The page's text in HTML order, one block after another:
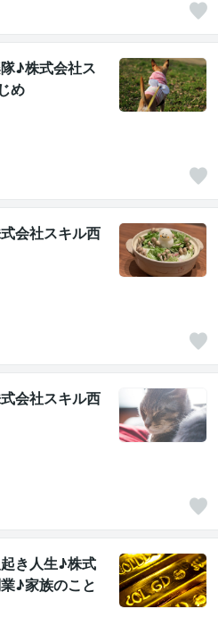
♪株式会社ス
め
会社スキル西
会社スキル西
き人生♪株式
♪家族のこと